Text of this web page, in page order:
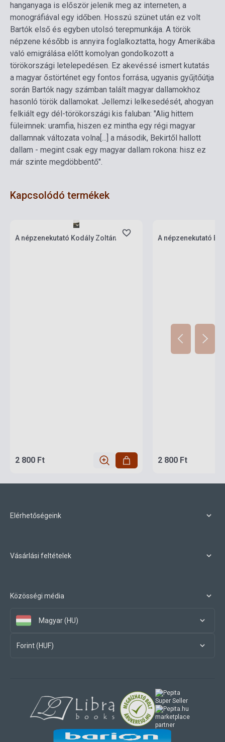
hanganyaga is először jelenik meg az interneten, a
monográfiával egy időben. Hosszú szünet után ez volt
Bartók első és egyben utolsó terepmunkája. A török
népzene később is annyira foglalkoztatta, hogy Amerikába
való emigrálása előtt komolyan gondolkozott a
törökországi letelepedésen. Ez akevéssé ismert kutatás
a magyar őstörténet egy fontos forrása, ugyanis gyűjtőútja
során Bartók nagy számban talált magyar dallamokhoz
hasonló török dallamokat. Jellemzi lelkesedését, ahogyan
felkiált egy dél-törökországi kis faluban: "Alig hittem
füleimnek: uramfia, hiszen ez mintha egy régi magyar
dallamnak változata volna[...] a második, Bekirtől hallott
dallam - megint csak egy magyar dallam rokona: hisz ez
már szinte megdöbbentő".
Kapcsolódó termékek
A népzenekutató Kodály Zoltán
2 800 Ft
A népzenekutató
2 800 Ft
Elérhetőségeink
Vásárlási feltételek
Közösségi média
Magyar (HU)
Forint (HUF)
marketplace
partner